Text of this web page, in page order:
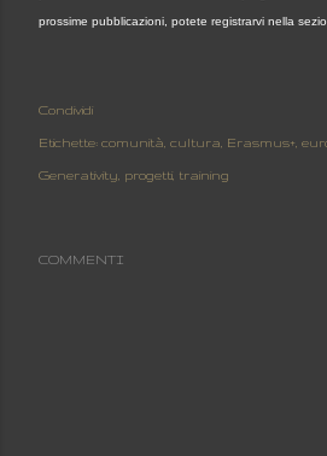
prossime pubblicazioni, potete registrarvi nella
Condividi
Etichette: comunità cultura Erasmus+
Generativity progetti training
COMMENTI